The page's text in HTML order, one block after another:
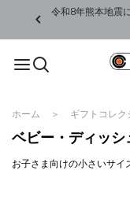
令和8年熊本地震
ホーム ギフトコレク
ベビー・ディッ
お子さま向けの小さいサイ